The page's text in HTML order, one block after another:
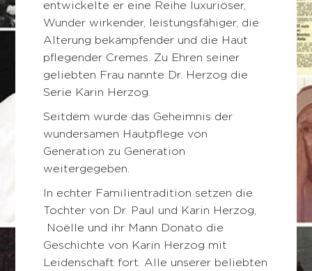
entwickelte er eine Reihe luxuriöser,
Wunder wirkender, leistungsfähiger, die
Alterung bekämpfender und die Haut
pflegender Cremes. Zu Ehren seiner
geliebten Frau nannte Dr. Herzog die
Serie Karin Herzog.
Seitdem wurde das Geheimnis der
wundersamen Hautpflege von
Generation zu Generation
weitergegeben.
In echter Familientradition setzen die
Tochter von Dr. Paul und Karin Herzog,
Noëlle und ihr Mann Donato die
Geschichte von Karin Herzog mit
Leidenschaft fort. Alle unserer beliebten